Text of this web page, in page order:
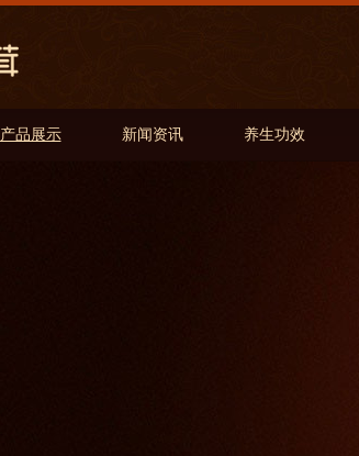
产品展示 新闻资讯 养生功效